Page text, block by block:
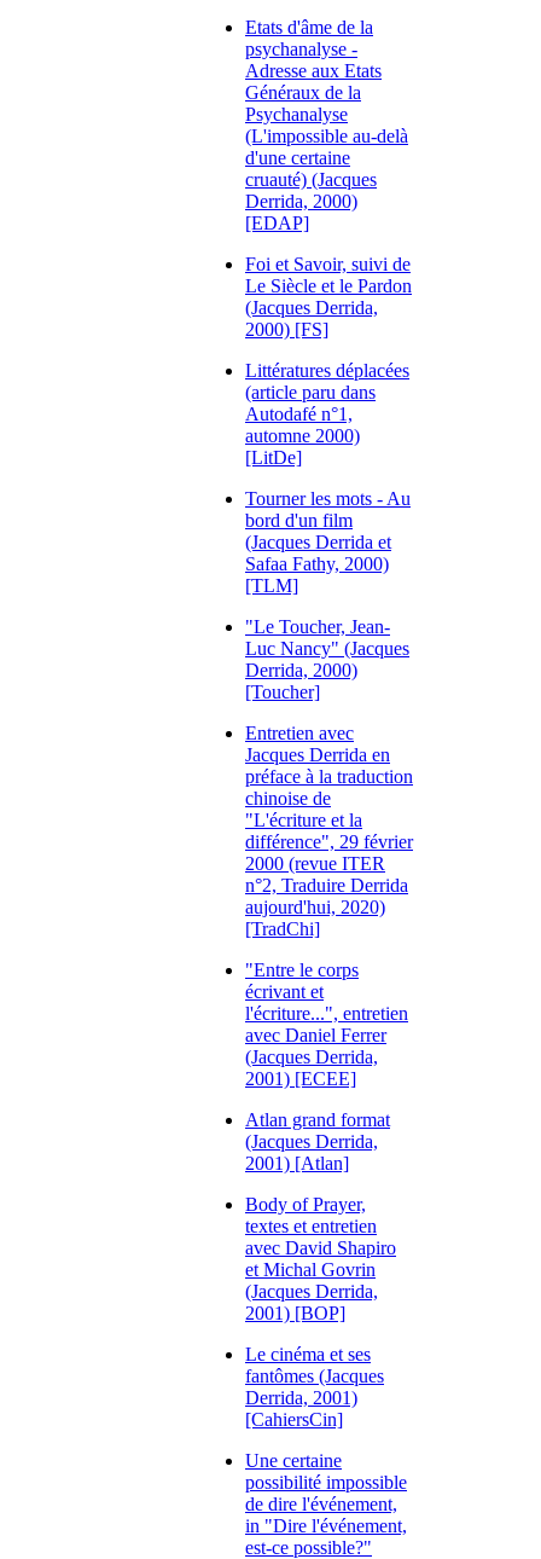
Etats d'âme de la
psychanalyse -
Adresse aux Etats
Généraux de la
Psychanalyse
(L'impossible au-delà
d'une certaine
cruauté) (Jacques
Derrida, 2000)
[EDAP]
Foi et Savoir, suivi de
Le Siècle et le Pardon
(Jacques Derrida,
2000) [FS]
Littératures déplacées
(article paru dans
Autodafé n°1,
automne 2000)
[LitDe]
Tourner les mots - Au
bord d'un film
(Jacques Derrida et
Safaa Fathy, 2000)
[TLM]
"Le Toucher, Jean-
Luc Nancy" (Jacques
Derrida, 2000)
[Toucher]
Entretien avec
Jacques Derrida en
préface à la traduction
chinoise de
"L'écriture et la
différence", 29 février
2000 (revue ITER
n°2, Traduire Derrida
aujourd'hui, 2020)
[TradChi]
"Entre le corps
écrivant et
l'écriture...", entretien
avec Daniel Ferrer
(Jacques Derrida,
2001) [ECEE]
Atlan grand format
(Jacques Derrida,
2001) [Atlan]
Body of Prayer,
textes et entretien
avec David Shapiro
et Michal Govrin
(Jacques Derrida,
2001) [BOP]
Le cinéma et ses
fantômes (Jacques
Derrida, 2001)
[CahiersCin]
Une certaine
possibilité impossible
de dire l'événement,
in "Dire l'événement,
est-ce possible?"